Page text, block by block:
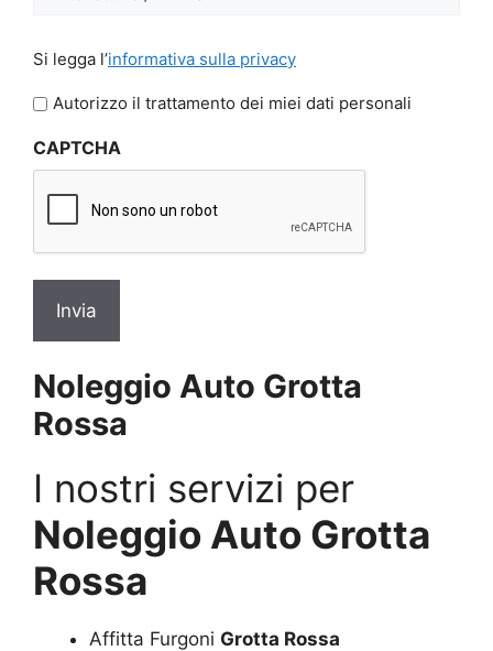
legga
l'informativa
privacy
Si legga l’informativa sulla privacy
Autorizzo il trattamento dei miei dati personali
CAPTCHA
Noleggio Auto Grotta
Rossa
I nostri servizi per
Noleggio Auto Grotta
Rossa
Affitta Furgoni Grotta Rossa